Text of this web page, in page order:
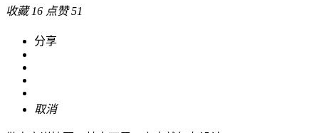
收藏 16 点赞 51
分享
取消